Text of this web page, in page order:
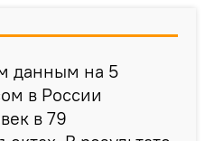
данным на 5
в России
в 79